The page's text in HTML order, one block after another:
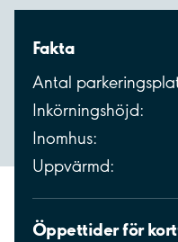
Fakta
Antal
Inkörningshöjd:
Inomhus:
Uppvärmd:
Öppettider för